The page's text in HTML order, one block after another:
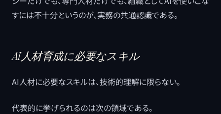
すには不十分というのが、実務の共通認識である。
AI人材育成に必要なスキル
AI人材に必要なスキルは、技術的理解に限らない。
代表的に挙げられるのは次の領域である。